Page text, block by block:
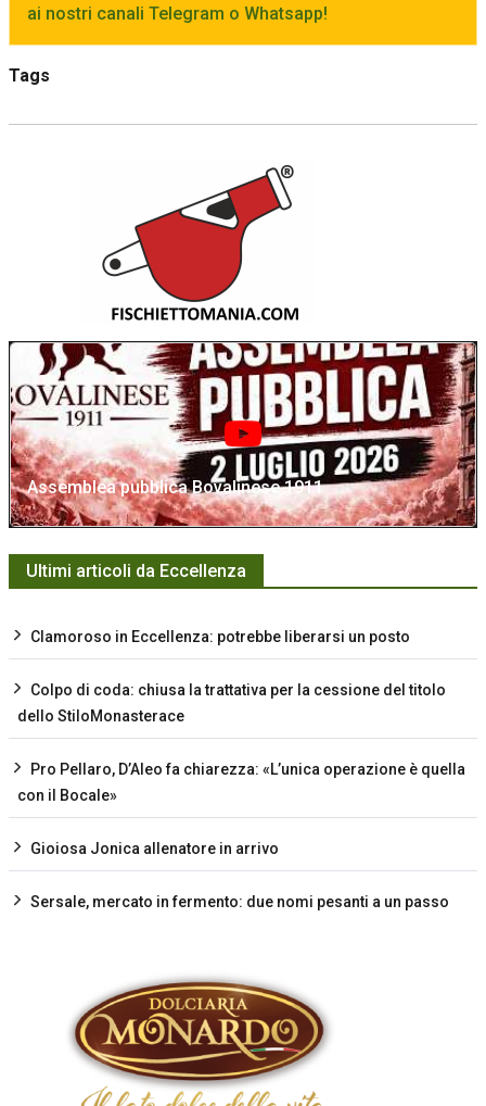
ai nostri canali Telegram o Whatsapp!
Tags
Assemblea pubblica Bovalinese 1911
Ultimi articoli da Eccellenza
Clamoroso in Eccellenza: potrebbe liberarsi un posto
Colpo di coda: chiusa la trattativa per la cessione del titolo
dello StiloMonasterace
Pro Pellaro, D’Aleo fa chiarezza: «L’unica operazione è quella
con il Bocale»
Gioiosa Jonica allenatore in arrivo
Sersale, mercato in fermento: due nomi pesanti a un passo